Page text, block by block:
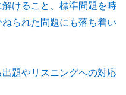
けること、標準問題を時
られた問題にも落ち着い
題やリスニングへの対応